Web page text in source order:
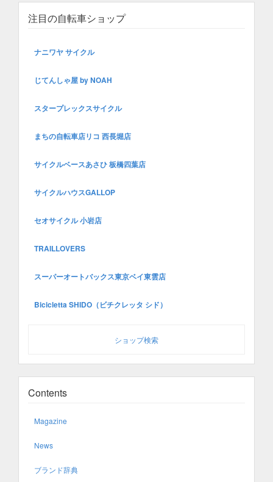
注目の自転車ショップ
ナニワヤ サイクル
じてんしゃ屋 by NOAH
スタープレックスサイクル
まちの自転車店リコ 西長堀店
サイクルベースあさひ 板橋四葉店
サイクルハウスGALLOP
セオサイクル 小岩店
TRAILLOVERS
スーパーオートバックス東京ベイ東雲店
Bicicletta SHIDO（ビチクレッタ シド）
ショップ検索
Contents
Magazine
News
ブランド辞典